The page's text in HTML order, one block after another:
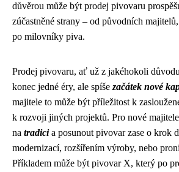
důvěrou může být prodej pivovaru
zúčastněné strany – od původních
po milovníky piva.
Prodej pivovaru, ať už z jakéhokoli
konec jedné éry, ale spíše začátek nové
majitele to může být příležitost k
k rozvoji jiných projektů. Pro nové majitele
na tradicia posunout pivovar zase o krok
modernizací, rozšířením výroby, nebo
Příkladem může být pivovar X, který po